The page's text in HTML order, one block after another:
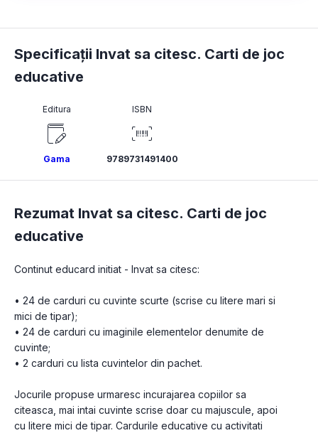
Specificații Invat sa citesc. Carti de joc
educative
Editura
Gama
ISBN
9789731491400
Rezumat Invat sa citesc. Carti de joc
educative
Continut educard initiat - Invat sa citesc:
• 24 de carduri cu cuvinte scurte (scrise cu litere mari si
mici de tipar);
• 24 de carduri cu imaginile elementelor denumite de
cuvinte;
• 2 carduri cu lista cuvintelor din pachet.
Jocurile propuse urmaresc incurajarea copiilor sa
citeasca, mai intai cuvinte scrise doar cu majuscule, apoi
cu litere mici de tipar. Cardurile educative cu activitati